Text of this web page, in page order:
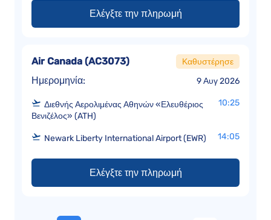
Ελέγξτε την πληρωμή
Ημερομηνία: 9 Αυγ 2026
Air Canada (AC3073) Καθυστέρησε
Διεθνής Αερολιμένας Αθηνών «Ελευθέριος
Βενιζέλος» (ATH)
10:25
Newark Liberty International Airport (EWR) 14:05
Ελέγξτε την πληρωμή